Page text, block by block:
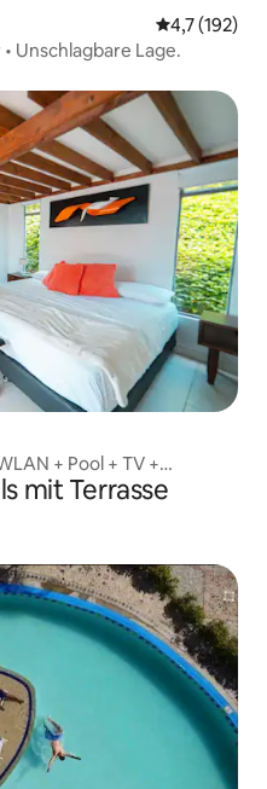
4,7 (192)
Unschlagbare Lage.
+ Pool + TV +
mit Terrasse